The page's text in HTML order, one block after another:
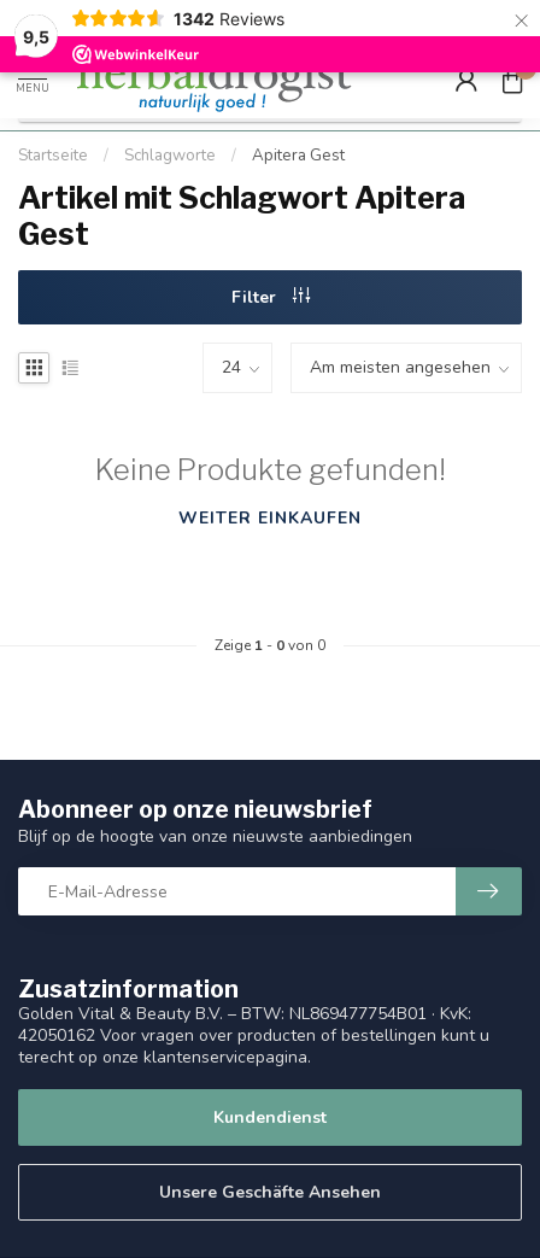
9,5
1342 Reviews ×
Kostenloser DE-Versand ab Mindestbestellwert |
Schnell geliefert
Minimum
Hızlı
MENU
0
Startseite / Schlagworte / Apitera Gest
Artikel mit Schlagwort Apitera
Gest
Filter
Keine Produkte gefunden!
WEITER EINKAUFEN
Zeige 1 - 0von 0
Zusatzinformation
Golden Vital & Beauty B.V. – BTW: NL869477754B01 · KvK:
42050162 Voor vragen over producten of bestellingen kunt u
terecht op onze klantenservicepagina.
Kundendienst
Unsere Geschäfte Ansehen
Abonneer op onze nieuwsbrief
Blijf op de hoogte van onze nieuwste aanbiedingen